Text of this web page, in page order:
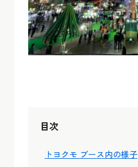
目次
トヨクモ ブース内の様子